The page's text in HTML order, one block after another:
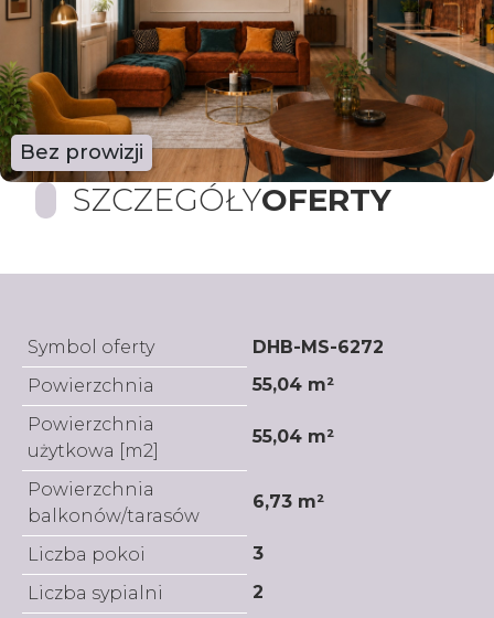
Bez prowizji
SZCZEGÓŁYOFERTY
Symbol oferty
DHB-MS-6272
Powierzchnia
55,04 m²
Powierzchnia
użytkowa [m2]
55,04 m²
Powierzchnia
balkonów/tarasów
6,73 m²
Liczba pokoi
3
Liczba sypialni
2